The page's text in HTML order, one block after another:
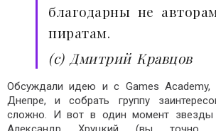
благодарны не
пиратам.
(с) Дмитрий Кравцов
Обсуждали идею и с Games
Днепре, и собрать группу
сложно. И вот в один момент звезды